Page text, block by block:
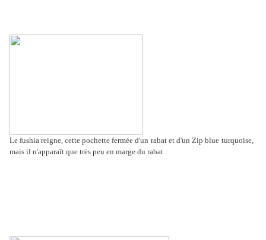
Le fushia reigne, cette pochette fermée d'un rabat et d'un Zip blue turquoise,
mais il n'apparaît que très peu en marge du rabat .